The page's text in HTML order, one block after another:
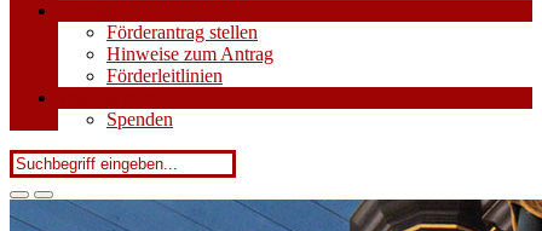
Förderantrag stellen
Hinweise zum Antrag
Förderleitlinien
Spenden